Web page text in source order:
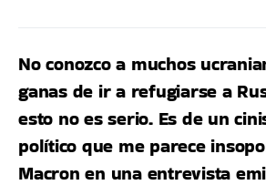
No conozco a muchos
ganas de ir a refugiarse a
esto no es serio. Es de un
político que me parece
Macron en una entrevista